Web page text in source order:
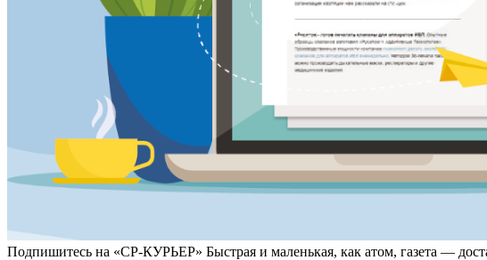
Подпишитесь на «СР-КУРЬЕР» Быстрая и маленькая, как атом, газета —